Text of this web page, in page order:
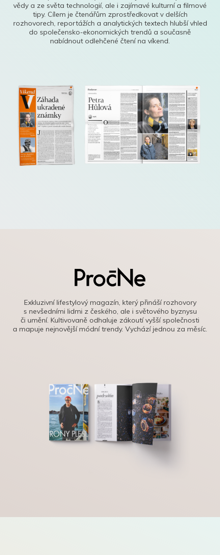
vědy a ze světa technologií, ale i zajímavé kulturní a filmové
tipy. Cílem je čtenářům zprostředkovat v delších
rozhovorech, reportážích a analytických textech hlubší vhled
do společensko-ekonomických trendů a současně
nabídnout odlehčené čtení na víkend.
Exkluzivní lifestylový magazín, který přináší rozhovory
s nevšedními lidmi z českého, ale i světového byznysu
či umění. Kultivovaně odhaluje zákoutí vyšší společnosti
a mapuje nejnovější módní trendy. Vychází jednou za měsíc.